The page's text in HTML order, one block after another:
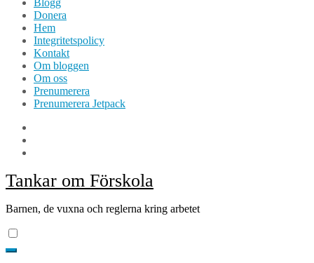
Blogg
Donera
Hem
Integritetspolicy
Kontakt
Om bloggen
Om oss
Prenumerera
Prenumerera Jetpack
Tankar om Förskola
Barnen, de vuxna och reglerna kring arbetet